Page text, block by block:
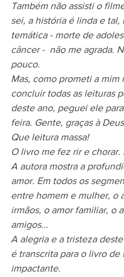
Também não assisti o
sei, a história é linda e tal,
temática - morte de
câncer -  não me agrada.
pouco.
Mas, como prometi a mim
concluir todas as leituras
deste ano, peguei ele
feira. Gente, graças à
Que leitura massa!
O livro me fez rir e chorar.
A autora mostra a
amor. Em todos os
entre homem e mulher, o
irmãos, o amor familiar, o
amigos...
A alegria e a tristeza
é transcrita para o livro de
impactante.